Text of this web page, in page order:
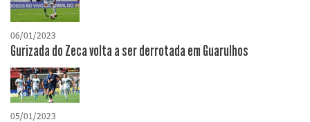
06/01/2023
Gurizada do Zeca volta a ser derrotada em Guarulhos
05/01/2023